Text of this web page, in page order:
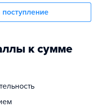
к сумме